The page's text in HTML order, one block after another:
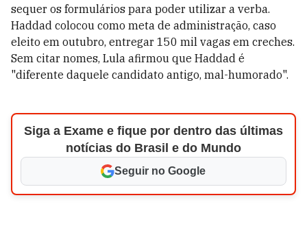
sequer os formulários para poder utilizar a verba.
Haddad colocou como meta de administração, caso
eleito em outubro, entregar 150 mil vagas em creches.
Sem citar nomes, Lula afirmou que Haddad é
"diferente daquele candidato antigo, mal-humorado".
Siga a Exame e fique por dentro das últimas
notícias do Brasil e do Mundo
Seguir no Google